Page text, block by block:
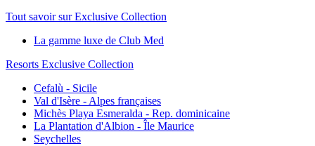
Tout savoir sur Exclusive Collection
La gamme luxe de Club Med
Resorts Exclusive Collection
Cefalù - Sicile
Val d'Isère - Alpes françaises
Michès Playa Esmeralda - Rep. dominicaine
La Plantation d'Albion - Île Maurice
Seychelles